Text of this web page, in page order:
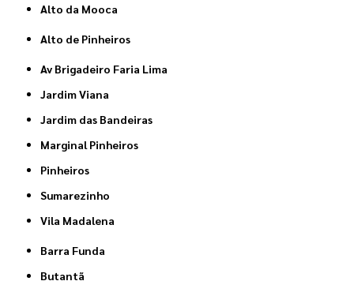
Alto da Mooca
Alto de Pinheiros
Av Brigadeiro Faria Lima
Jardim Viana
Jardim das Bandeiras
Marginal Pinheiros
Pinheiros
Sumarezinho
Vila Madalena
Barra Funda
Butantã